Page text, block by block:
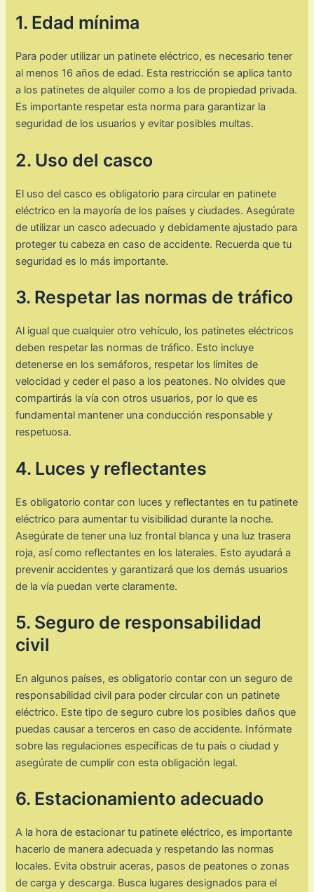
1. Edad mínima
Para poder utilizar un patinete eléctrico, es necesario tener
al menos 16 años de edad. Esta restricción se aplica tanto
a los patinetes de alquiler como a los de propiedad privada.
Es importante respetar esta norma para garantizar la
seguridad de los usuarios y evitar posibles multas.
2. Uso del casco
El uso del casco es obligatorio para circular en patinete
eléctrico en la mayoría de los países y ciudades. Asegúrate
de utilizar un casco adecuado y debidamente ajustado para
proteger tu cabeza en caso de accidente. Recuerda que tu
seguridad es lo más importante.
3. Respetar las normas de tráfico
Al igual que cualquier otro vehículo, los patinetes eléctricos
deben respetar las normas de tráfico. Esto incluye
detenerse en los semáforos, respetar los límites de
velocidad y ceder el paso a los peatones. No olvides que
compartirás la vía con otros usuarios, por lo que es
fundamental mantener una conducción responsable y
respetuosa.
4. Luces y reflectantes
Es obligatorio contar con luces y reflectantes en tu patinete
eléctrico para aumentar tu visibilidad durante la noche.
Asegúrate de tener una luz frontal blanca y una luz trasera
roja, así como reflectantes en los laterales. Esto ayudará a
prevenir accidentes y garantizará que los demás usuarios
de la vía puedan verte claramente.
5. Seguro de responsabilidad
civil
En algunos países, es obligatorio contar con un seguro de
responsabilidad civil para poder circular con un patinete
eléctrico. Este tipo de seguro cubre los posibles daños que
puedas causar a terceros en caso de accidente. Infórmate
sobre las regulaciones específicas de tu país o ciudad y
asegúrate de cumplir con esta obligación legal.
6. Estacionamiento adecuado
A la hora de estacionar tu patinete eléctrico, es importante
hacerlo de manera adecuada y respetando las normas
locales. Evita obstruir aceras, pasos de peatones o zonas
de carga y descarga. Busca lugares designados para el